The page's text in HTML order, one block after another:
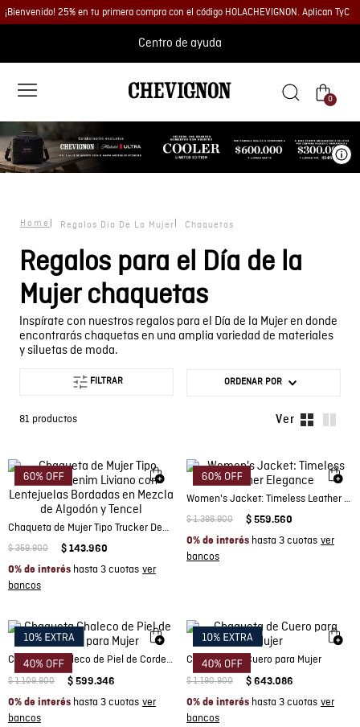
¡Bienvenido! 25% en tu primera compra con el código HOLACHEVIGNON. Aplican TyC
Centro de ayuda
0
Regalos Dia De La Mujer Chaquetas
Regalos para el Día de la
Mujer chaquetas
Inspírate con nuestros regalos para el Día de la Mujer en donde
encontrarás chaquetas en una amplia variedad de materiales
y siluetas de moda.
FILTRAR ORDENAR POR
81 productos
Chaqueta de Mujer Tipo Trucker Denim Liviano con Lentejuelas Bordadas en Mezcla de Algodón y Tencel
$ 359.900 $ 143.960
0% de interés hasta 3 cuotas
Women's Jacket: Timeless Leather Elegance
$ 1.398.900 $ 559.560
0% de interés hasta 3 cuotas
Chaqueta Chaleco de Piel de Cordero para Mujer
$ 1.109.900 $ 599.346
0% de interés hasta 3 cuotas
Chaqueta de Cuero para Mujer
$ 1.190.900 $ 643.086
0% de interés hasta 3 cuotas